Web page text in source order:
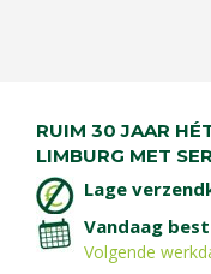
RUIM 30 JAAR
LIMBURG MET
Lage
Vandaag
Volgende